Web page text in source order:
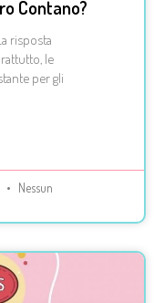
Contano?
risposta
le
per gli
Nessun